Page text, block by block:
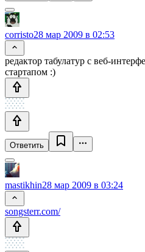
corristo28 мар 2009 в 02:53
редактор табулатур с веб-
стартапом :)
Ответить
mastikhin28 мар 2009 в 03:24
songsterr.com/